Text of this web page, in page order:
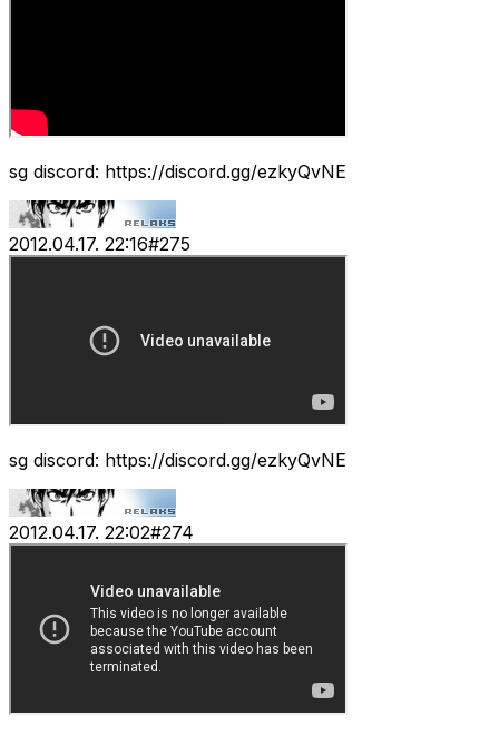
sg discord: https://discord.gg/ezkyQvNE
2012.04.17. 22:16#275
sg discord: https://discord.gg/ezkyQvNE
2012.04.17. 22:02#274